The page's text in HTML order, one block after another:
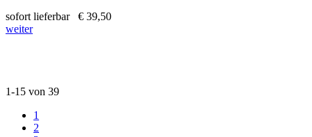
sofort lieferbar
€ 39,50
weiter
1-15 von 39
1
2